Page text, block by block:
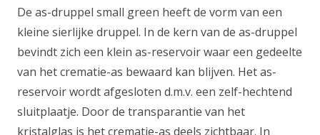
De as-druppel small green heeft de vorm van een
kleine sierlijke druppel. In de kern van de as-druppel
bevindt zich een klein as-reservoir waar een gedeelte
van het crematie-as bewaard kan blijven. Het as-
reservoir wordt afgesloten d.m.v. een zelf-hechtend
sluitplaatje. Door de transparantie van het
kristalglas is het crematie-as deels zichtbaar. In